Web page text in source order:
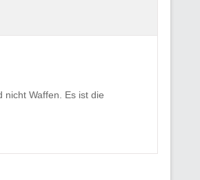
Waffen. Es ist die